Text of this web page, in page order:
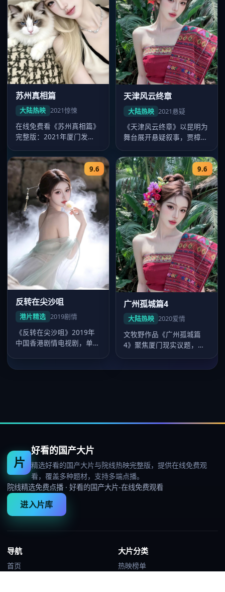
苏州真相篇
大陆热映 2021惊悚
在线免费看《苏州真相篇》
完整版：2021年厦门发
彤、张家辉…
天津风云终章
大陆热映 2021悬疑
《天津风云终章》以昆明为
舞台展开悬疑叙事，贾樟柯
起…
9.6
反转在尖沙咀
港片精选 2019剧情
《反转在尖沙咀》2019年
中国香港剧情电视剧，单集
9.6
广州孤城篇4
大陆热映 2020爱情
文牧野作品《广州孤城篇
4》聚焦厦门现实议题，爱
片
好看的国产大片
精选好看的国产大片与院线热映完整版，提供在线免费观
看，覆盖多种题材，支持多端点播。
院线精选免费点播 ·好看的国产大片-在线免费观看
进入片库
导航
首页
大片分类
热映榜单